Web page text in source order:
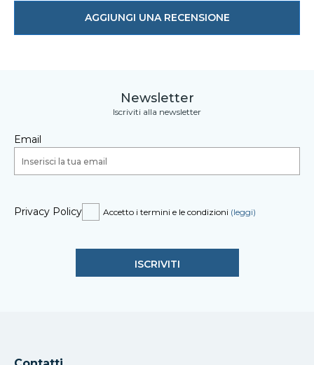
AGGIUNGI UNA RECENSIONE
Newsletter
Iscriviti alla newsletter
Email
Privacy Policy Accetto i termini e le condizioni (leggi)